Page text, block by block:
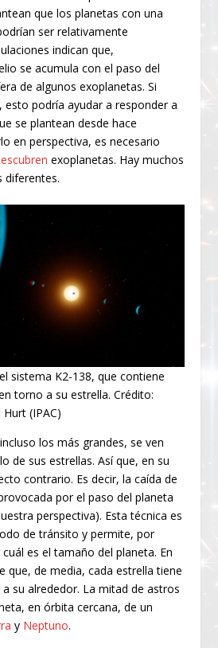
que los planetas con una
ser relativamente
indican que,
se acumula con el paso del
de algunos exoplanetas. Si
podría ayudar a responder a
se plantean desde hace
en perspectiva, es necesario
exoplanetas. Hay muchos
diferentes.
sistema K2-138, que contiene
torno a su estrella. Crédito:
Hurt (IPAC)
los más grandes, se ven
de sus estrellas. Así que, en su
contrario. Es decir, la caída de
por el paso del planeta
perspectiva). Esta técnica es
de tránsito y permite, por
es el tamaño del planeta. En
que, de media, cada estrella tiene
su alrededor. La mitad de astros
en órbita cercana, de un
y Neptuno.